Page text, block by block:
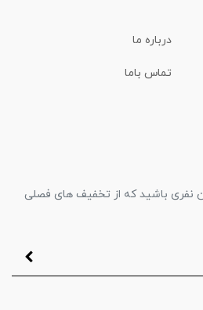
درباره ما
تماس باما
نفری باشید که از تخفیف های فصلی